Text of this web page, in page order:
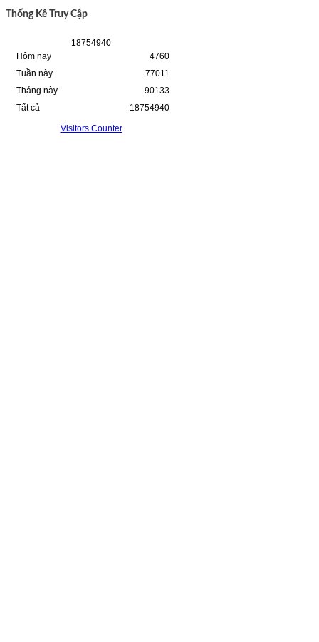
Thống Kê Truy Cập
18754940
Hôm nay
Tuần này
Tháng này
Tất cả
4760
77011
90133
18754940
Visitors Counter